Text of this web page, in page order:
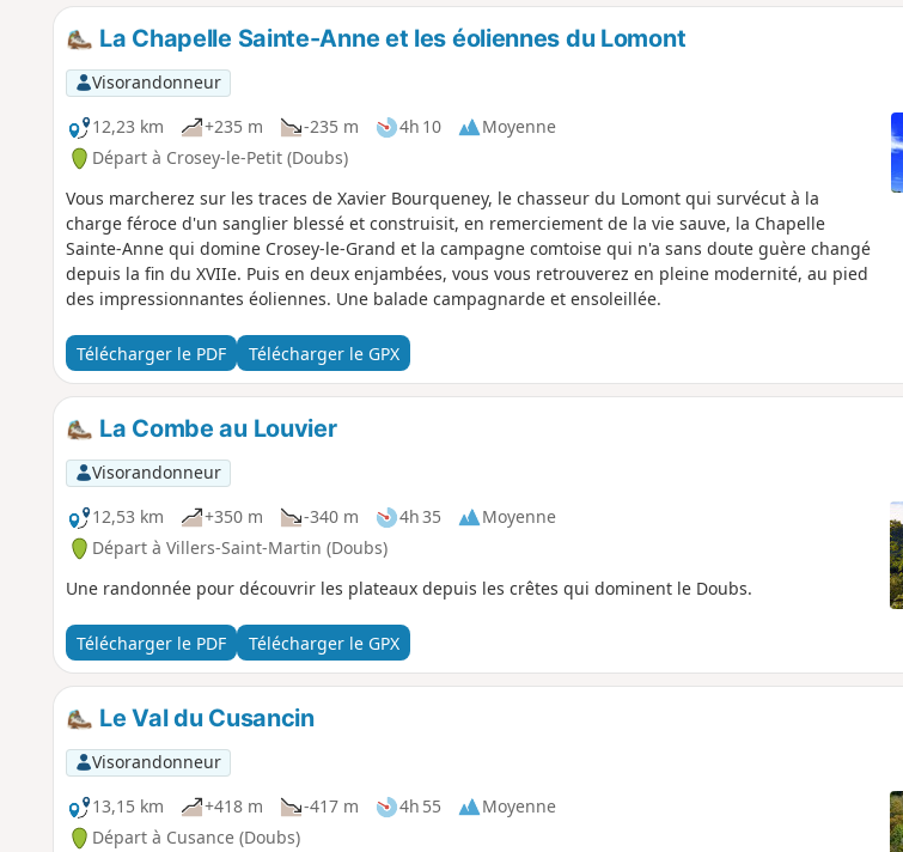
La Chapelle Sainte-Anne et les éoliennes du Lomont
Visorandonneur
12,23 km
+235 m -235 m 4h 10
Moyenne
Départ à Crosey-le-Petit (Doubs)
Vous marcherez sur les traces de Xavier Bourqueney, le chasseur du Lomont qui survécut à la
charge féroce d'un sanglier blessé et construisit, en remerciement de la vie sauve, la Chapelle
Sainte-Anne qui domine Crosey-le-Grand et la campagne comtoise qui n'a sans doute guère changé
depuis la fin du XVIIe. Puis en deux enjambées, vous vous retrouverez en pleine modernité, au pied
des impressionnantes éoliennes. Une balade campagnarde et ensoleillée.
Télécharger le PDF Télécharger le GPX
La Combe au Louvier
Visorandonneur
12,53 km
+350 m -340 m 4h 35
Moyenne
Départ à Villers-Saint-Martin (Doubs)
Une randonnée pour découvrir les plateaux depuis les crêtes qui dominent le Doubs.
Télécharger le PDF Télécharger le GPX
Le Val du Cusancin
Visorandonneur
13,15 km
+418 m -417 m 4h 55
Moyenne
Départ à Cusance (Doubs)